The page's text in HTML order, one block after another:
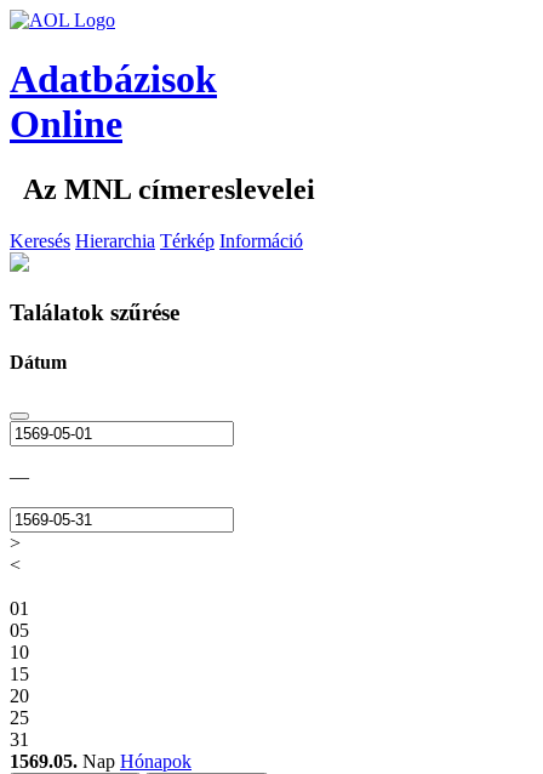
Adatbázisok
Online
Az MNL címereslevelei
Keresés Hierarchia Térkép Információ
Találatok szűrése
Dátum
—
>
<
01
05
10
15
20
25
31
1569.05. Nap Hónapok